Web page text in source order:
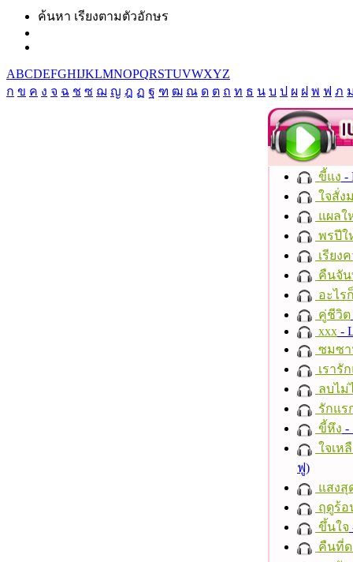
ค้นหา เรียงตามตัวอักษร
ABCDEFGHIJKLMNOPQRSTUVWXYZ
ก ข ค ง จ ฉ ช ซ ฌ ญ ฎ ฏ ฐ ฑ ฒ ณ ด ต ถ ท ธ น บ ป ผ ฝ พ ฟ ภ
ขี้แง -
ใจสั่ง
แผลใ
พรปีใ
เรียง
คืนจั
อะไร
คู่ชีวิต
xxx -
ซมซ
เรารั
ลบไม่
รักแร
ขี้หึง -
ใจเห
ฟู)
แสงสุ
ฤดูร้อ
ขึ้นใจ
คืนที่ด